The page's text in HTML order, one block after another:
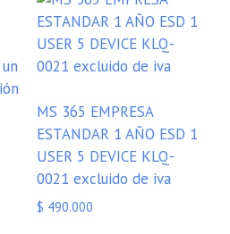
MS 365 EMPRESA
ESTANDAR 1 AÑO ESD 1
USER 5 DEVICE KLQ-
0021 excluido de iva
$ 490.000